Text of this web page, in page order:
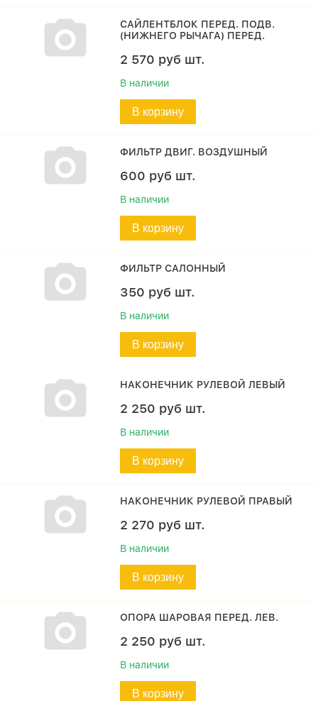
САЙЛЕНТБЛОК ПЕРЕД. ПОДВ.
(НИЖНЕГО РЫЧАГА) ПЕРЕД.
2 570 руб шт.
В наличии
В корзину
ФИЛЬТР ДВИГ. ВОЗДУШНЫЙ
600 руб шт.
В наличии
В корзину
ФИЛЬТР САЛОННЫЙ
350 руб шт.
В наличии
В корзину
НАКОНЕЧНИК РУЛЕВОЙ ЛЕВЫЙ
2 250 руб шт.
В наличии
В корзину
НАКОНЕЧНИК РУЛЕВОЙ ПРАВЫЙ
2 270 руб шт.
В наличии
В корзину
ОПОРА ШАРОВАЯ ПЕРЕД. ЛЕВ.
2 250 руб шт.
В наличии
В корзину